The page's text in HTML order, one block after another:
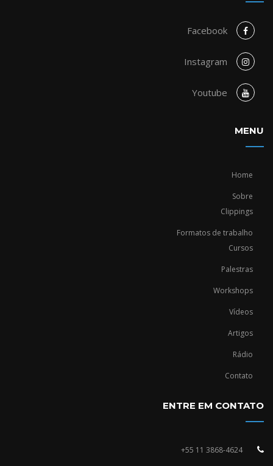
Facebook
Instagram
Youtube
MENU
Home
Sobre
Clippings
Formatos de trabalho
Cursos
Palestras
Workshops
Vídeos
Artigos
Rádio
Contato
ENTRE EM CONTATO
+55 11 3868-4624